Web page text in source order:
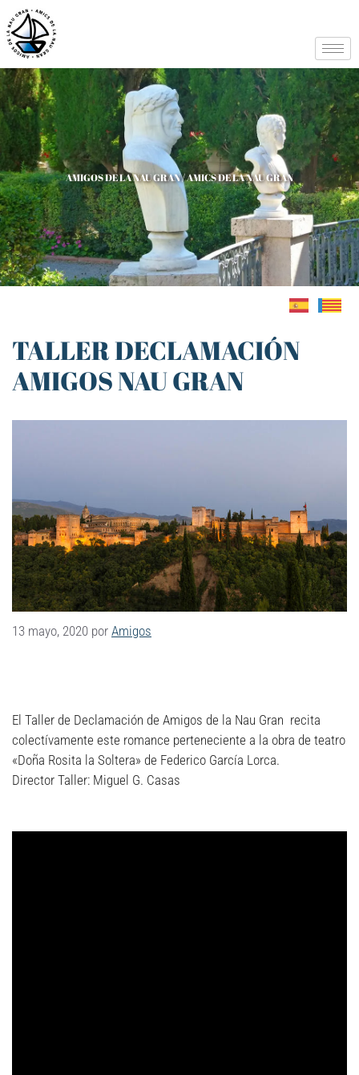
AMIGOS DE LA NAU GRAN / AMICS DE LA NAU GRAN
TALLER DECLAMACIÓN
AMIGOS NAU GRAN
13 mayo, 2020 por Amigos
El Taller de Declamación de Amigos de la Nau Gran recita
colectívamente este romance perteneciente a la obra de teatro
«Doña Rosita la Soltera» de Federico García Lorca.
Director Taller: Miguel G. Casas